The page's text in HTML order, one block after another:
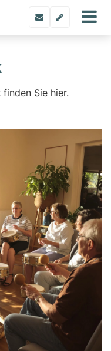
finden Sie hier.